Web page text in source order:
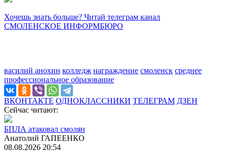
Хочешь знать больше? Читай телеграм канал
СМОЛЕНСКОЕ ИНФОРМБЮРО
василий анохин колледж награждение смоленск среднее
профессиональное образование
ВКОНТАКТЕ ОДНОКЛАССНИКИ ТЕЛЕГРАМ ДЗЕН
Сейчас читают:
БПЛА атаковал смолян
Анатолий ГАПЕЕНКО
08.08.2026 20:54